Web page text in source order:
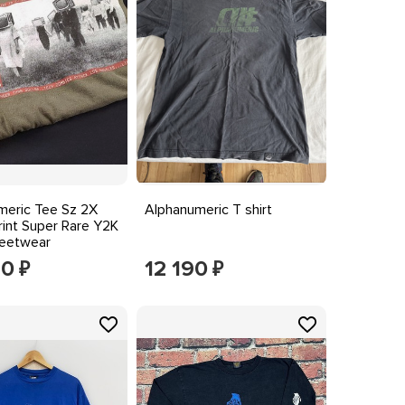
Tee Sz 2X
Super Rare Y2K
₽
Alphanumeric T shirt
12 190 ₽